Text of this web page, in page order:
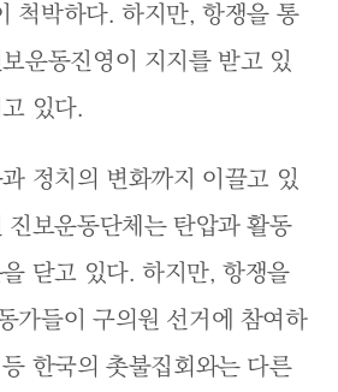
척박하다. 하지만, 항쟁을 통
운동진영이 지지를 받고 있
있다.
정치의 변화까지 이끌고 있
진보운동단체는 탄압과 활동
닫고 있다. 하지만, 항쟁을
가들이 구의원 선거에 참여하
한국의 촛불집회와는 다른